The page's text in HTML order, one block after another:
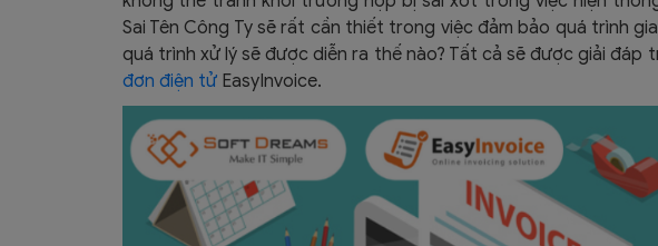
Sai Tên Công Ty sẽ rất cần thiết trong việc đảm bảo quá trình
quá trình xử lý sẽ được diễn ra thế nào? Tất cả sẽ được giải đáp
đơn điện tửEasyInvoice.